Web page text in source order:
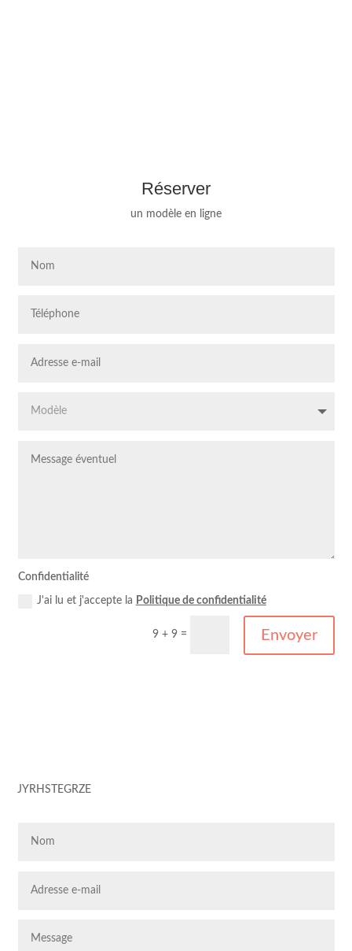
Réserver
un modèle en ligne
Confidentialité
J'ai lu et j'accepte la Politique de confidentialité
9 + 9= Envoyer
JYRHSTEGRZE